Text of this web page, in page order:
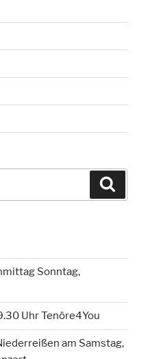
Sonntag,
Uhr Tenöre4You
am Samstag,